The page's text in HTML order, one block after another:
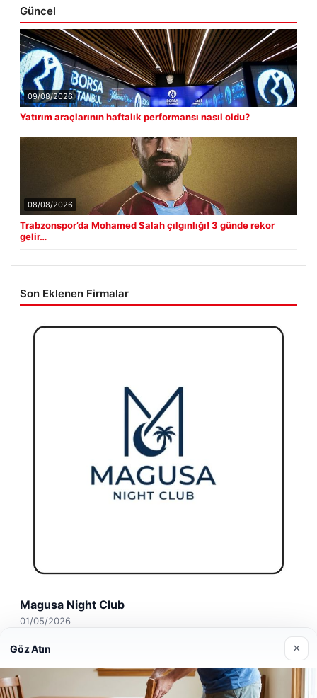
Güncel
09/08/2026
Yatırım araçlarının haftalık performansı nasıl oldu?
08/08/2026
Trabzonspor’da Mohamed Salah çılgınlığı! 3 günde rekor
gelir…
Son Eklenen Firmalar
Magusa Night Club
01/05/2026
Göz Atın ×